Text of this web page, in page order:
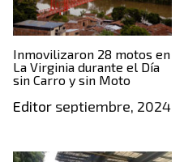
Inmovilizaron 28 motos en
La Virginia durante el Día
sin Carro y sin Moto
Editorseptiembre, 2024